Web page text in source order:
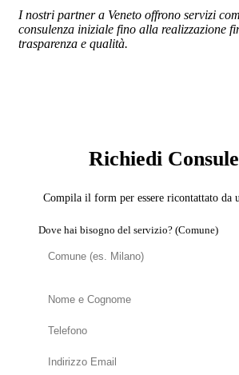
I nostri partner a Veneto offrono servizi
consulenza iniziale fino alla realizzazione
trasparenza e qualità.
Richiedi
Compila il form per essere ricontattato da
Dove hai bisogno del servizio? (Comune)